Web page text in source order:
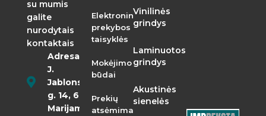
su mumis
galite
nurodytais
kontaktais
Adresas:
J.
Jablonskio
g. 14, 68290
Marijampolė
Elektroninės
prekybos
taisyklės
Mokėjimo
būdai
Prekių
atsėmimas
Vinilinės
grindys
Laminuotos
grindys
Akustinės
sienelės